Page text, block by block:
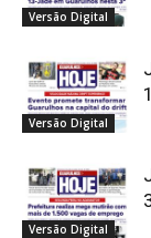
Versão Digital
Versão Digital
Versão Digital